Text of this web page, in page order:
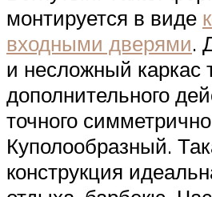
монтируется в виде
входными дверями.
и несложный каркас
дополнительного
точного
Куполообразный.
конструкция